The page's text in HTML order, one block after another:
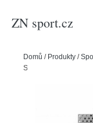
ZN sport.cz
Domů / Produkty /
Stilmat Střelecká